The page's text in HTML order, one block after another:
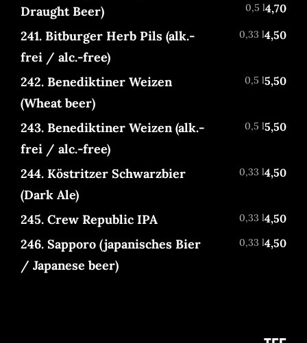
Draught Beer)
0,5 l4,70
241. Bitburger Herb Pils (alk.-
frei / alc.-free)
0,33 l4,50
242. Benediktiner Weizen
(Wheat beer)
0,5 l5,50
243. Benediktiner Weizen (alk.-
frei / alc.-free)
0,5 l5,50
244. Köstritzer Schwarzbier
(Dark Ale)
0,33 l4,50
245. Crew Republic IPA 0,33 l4,50
246. Sapporo (japanisches Bier
/ Japanese beer)
0,33 l4,50